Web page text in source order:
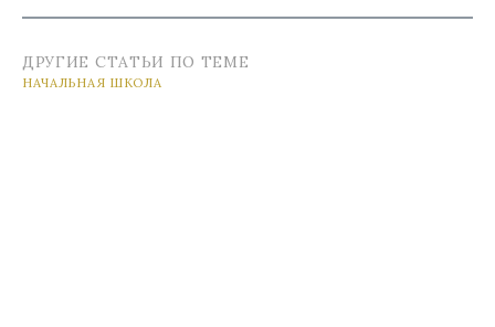
ДРУГИЕ СТАТЬИ ПО ТЕМЕ
НАЧАЛЬНАЯ ШКОЛА